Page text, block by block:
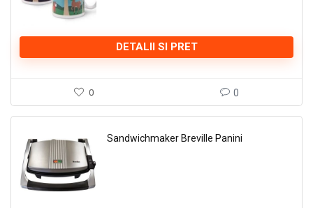
DETALII SI PRET
0 0
Sandwichmaker Breville Panini